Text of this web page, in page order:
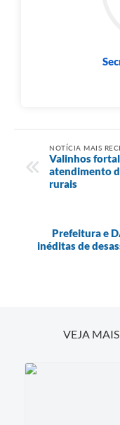
NOTÍCIA MAIS
Valinhos
atendimento
rurais
Prefeitura e
inéditas de
VEJA